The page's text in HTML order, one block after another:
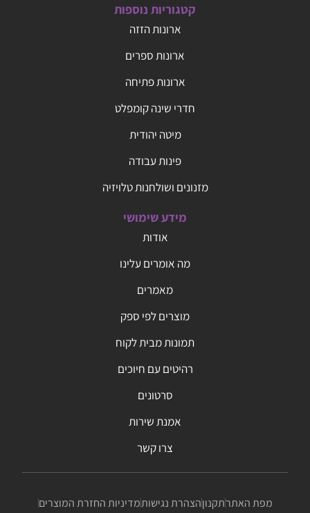
קטגוריות נוספות
ארונות הזזה
ארונות ספרים
ארונות פתיחה
חדרי שינה קומפלט
מיטה יהודית
פינות עבודה
מזנונים ושולחנות טלויזיה
מידע שימושי
אודות
מה אומרים עלינו
מאמרים
מוצרים לפי ספק
תמונות מבית לקוח
רהיטים עם חיוכים
סרטונים
אמנת שירות
צרו קשר
מפת האתרתקנוןהצהרת נגישותמדיניות החזרת המוצרים